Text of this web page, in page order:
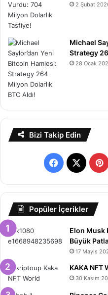
2 Şubat
Michael
Strategy
28 Ocak
Bizi Takip Edin
Facebook
X
Popüler İçerikler
Elon Musk
Büyük
17 Mayıs
KAKA NFT
30 Kasım